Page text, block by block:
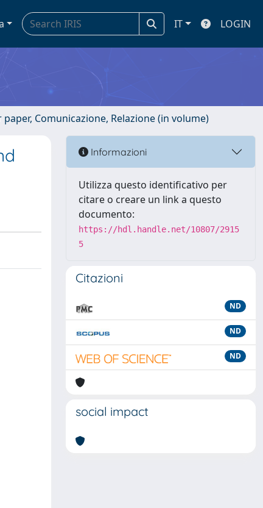
IT LOGIN
Comunicazione, Relazione (in volume)
Informazioni
Utilizza questo identificativo per
citare o creare un link a questo
documento:
https://hdl.handle.net/10807/2915
5
Citazioni
ND
ND
ND
social impact